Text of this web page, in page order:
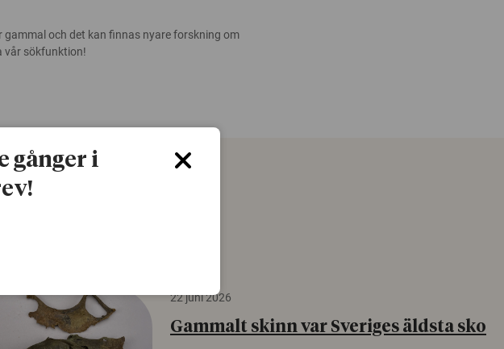
gammal och det kan finnas nyare forskning om
vår sökfunktion!
22 juni 2026
Gammalt skinn var Sveriges äldsta sko
gånger i